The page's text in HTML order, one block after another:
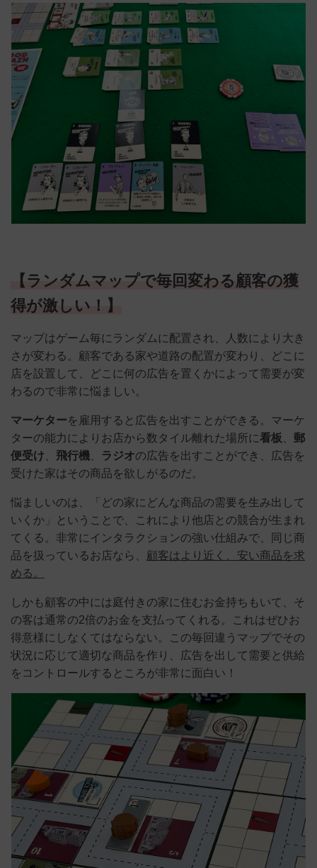
【ランダムマップで毎回変わる顧客の獲
得が激しい！】
マップはゲーム毎にランダムに配置され、人数により大き
さが変わる。顧客である家や道路の配置が変わり、どこに
店を設置して、どこに何の広告を置くかによって需要が変
わるので非常に悩ましい。
マーケターを雇用すると広告を出すことができる。マーケ
ターの能力によりお店から数タイル離れた場所に看板
郵
便受け
飛行機 ラジオの広告を出すことができ、広告を
受けた家はその商品を欲しがるのだ。
悩ましいのは、「どの家にどんな商品の需要を生み出して
いくか」ということで、これにより他店との競合が生まれ
てくる。非常にインタラクションの強い仕組みで、同じ商
品を扱っているお店なら、 顧客はより近く、安い商品を求
める。
しかも顧客の中には庭付きの家に住むお金持ちもいて、そ
の客は通常の2倍のお金を支払ってくれる。これはぜひお
得意様にしなくてはならない。この毎回違うマップでその
状況に応じて適切な商品を作り、広告を出して需要と供給
をコントロールするところが非常に面白い！